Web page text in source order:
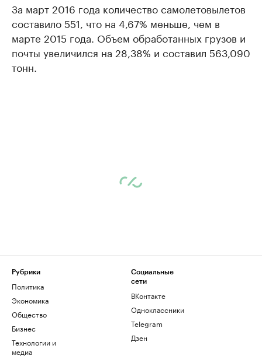
За март 2016 года количество самолетовылетов
составило 551, что на 4,67% меньше, чем в
марте 2015 года. Объем обработанных грузов и
почты увеличился на 28,38% и составил 563,090
тонн.
Рубрики
Политика
Экономика
Общество
Бизнес
Технологии и
медиа
Социальные
сети
ВКонтакте
Одноклассники
Telegram
Дзен